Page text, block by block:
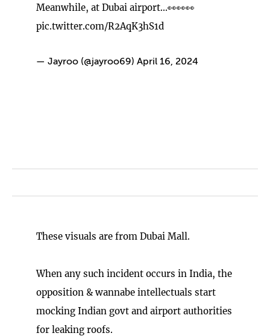
Meanwhile, at Dubai airport...👀👀👀
pic.twitter.com/R2AqK3hS1d
— Jayroo (@jayroo69) April 16, 2024
These visuals are from Dubai Mall.
When any such incident occurs in India, the
opposition & wannabe intellectuals start
mocking Indian govt and airport authorities
for leaking roofs.